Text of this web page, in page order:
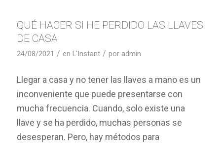
QUÉ HACER SI HE PERDIDO LAS LLAVES
DE CASA
24/08/2021 / en L'Instant / por admin
Llegar a casa y no tener las llaves a mano es un
inconveniente que puede presentarse con
mucha frecuencia. Cuando, solo existe una
llave y se ha perdido, muchas personas se
desesperan. Pero, hay métodos para